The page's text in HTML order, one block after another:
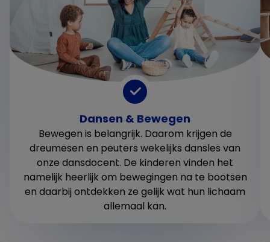
Dansen & Bewegen
Bewegen is belangrijk. Daarom krijgen de
dreumesen en peuters wekelijks dansles van
onze dansdocent. De kinderen vinden het
namelijk heerlijk om bewegingen na te bootsen
en daarbij ontdekken ze gelijk wat hun lichaam
allemaal kan.